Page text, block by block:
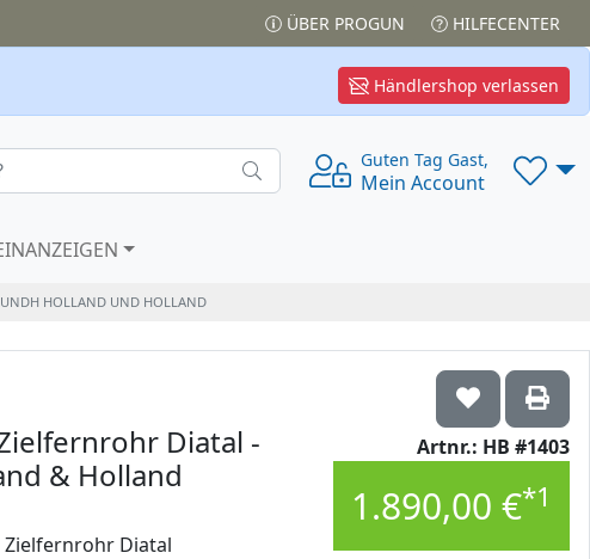
ÜBER PROGUN HILFECENTER
Händlershop verlassen
Guten Tag Gast,
Mein Account
HOLLAND UND HOLLAND
Artnr.: HB #1403
1.890,00 €*1
Diatal -
& Holland
Zielfernrohr Diatal